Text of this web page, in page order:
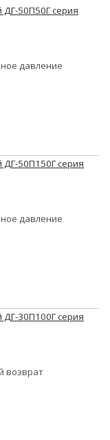
50П50Г серия
давление
ДГ-50П150Г серия
давление
ДГ-30П100Г серия
возврат